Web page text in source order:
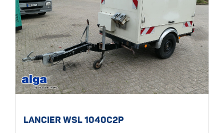
LANCIER WSL 1040C2P